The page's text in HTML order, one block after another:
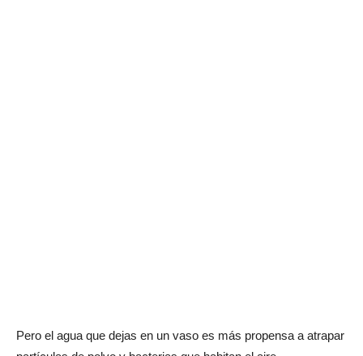
Pero el agua que dejas en un vaso es más propensa a atrapar